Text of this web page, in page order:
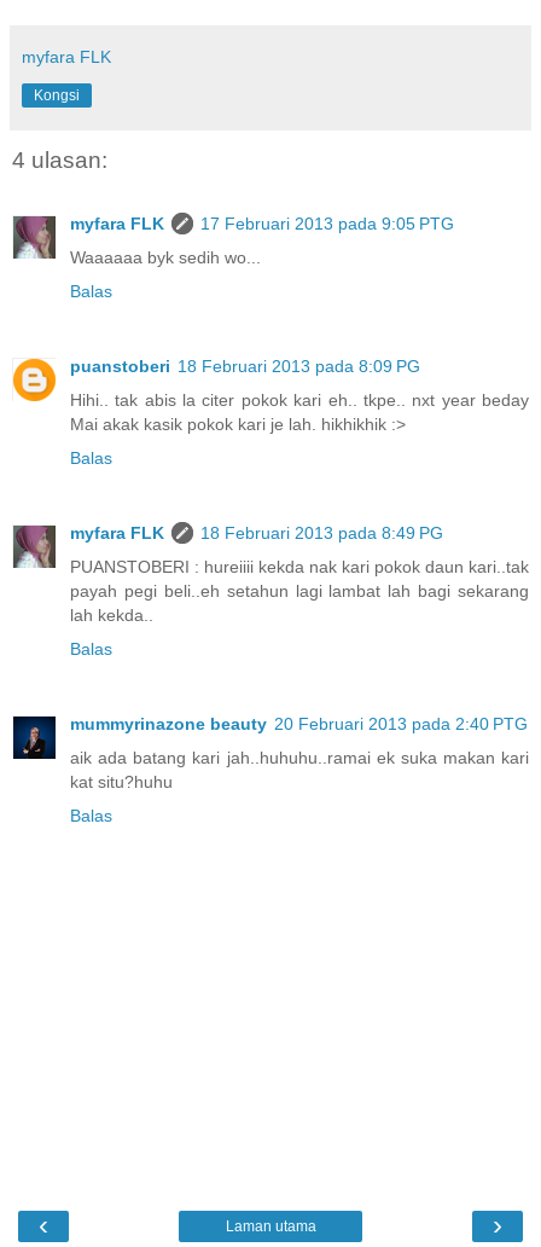
myfara FLK
Kongsi
4 ulasan:
myfara FLK
17 Februari 2013 pada 9:05 PTG
Waaaaaa byk sedih wo...
Balas
puanstoberi 18 Februari 2013 pada 8:09 PG
Hihi.. tak abis la citer pokok kari eh.. tkpe.. nxt year beday
Mai akak kasik pokok kari je lah. hikhikhik :>
Balas
myfara FLK
18 Februari 2013 pada 8:49 PG
PUANSTOBERI : hureiiii kekda nak kari pokok daun kari..tak
payah pegi beli..eh setahun lagi lambat lah bagi sekarang
lah kekda..
Balas
mummyrinazone beauty 20 Februari 2013 pada 2:40 PTG
aik ada batang kari jah..huhuhu..ramai ek suka makan kari
kat situ?huhu
Balas
‹ ›
Laman utama